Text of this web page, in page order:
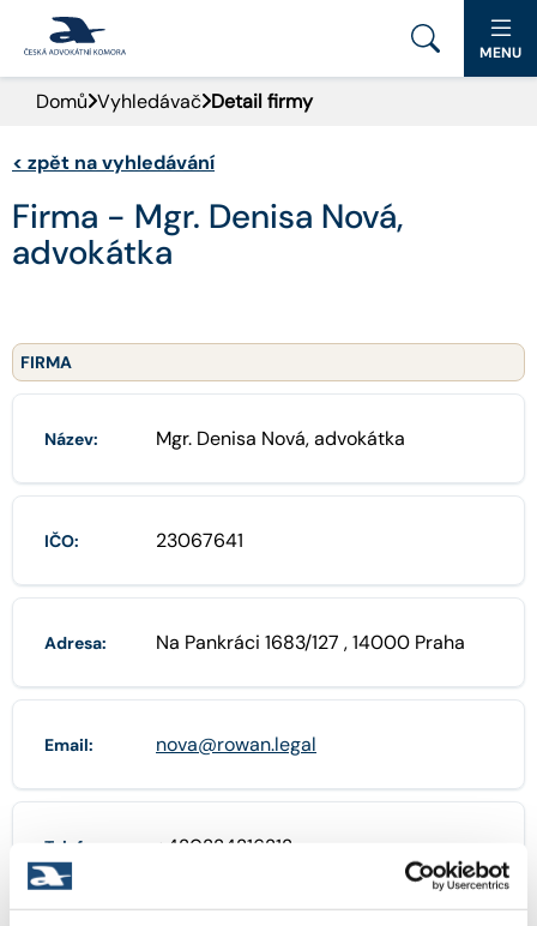
PORTÁL ČAK
DOMŮ
AKTUALITY
PRO VEŘEJNOST
MENU
Domů Vyhledávač Detail firmy
< zpět na vyhledávání
Firma - Mgr. Denisa Nová,
advokátka
FIRMA
Název: Mgr. Denisa Nová, advokátka
IČO: 23067641
Adresa: Na Pankráci 1683/127 , 14000 Praha
Email: nova@rowan.legal
Telefon: +420224216212